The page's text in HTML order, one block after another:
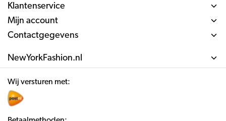
Klantenservice
Mijn account
Contactgegevens
NewYorkFashion.nl
Wij versturen met: